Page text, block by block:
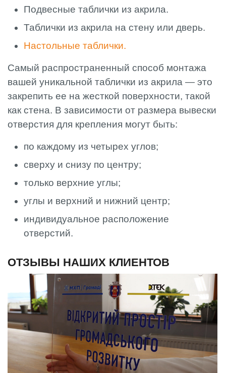
Подвесные таблички из акрила.
Таблички из акрила на стену или дверь.
Настольные таблички.
Самый распространенный способ монтажа
вашей уникальной таблички из акрила — это
закрепить ее на жесткой поверхности, такой
как стена. В зависимости от размера вывески
отверстия для крепления могут быть:
по каждому из четырех углов;
сверху и снизу по центру;
только верхние углы;
углы и верхний и нижний центр;
индивидуальное расположение
отверстий.
ОТЗЫВЫ НАШИХ КЛИЕНТОВ